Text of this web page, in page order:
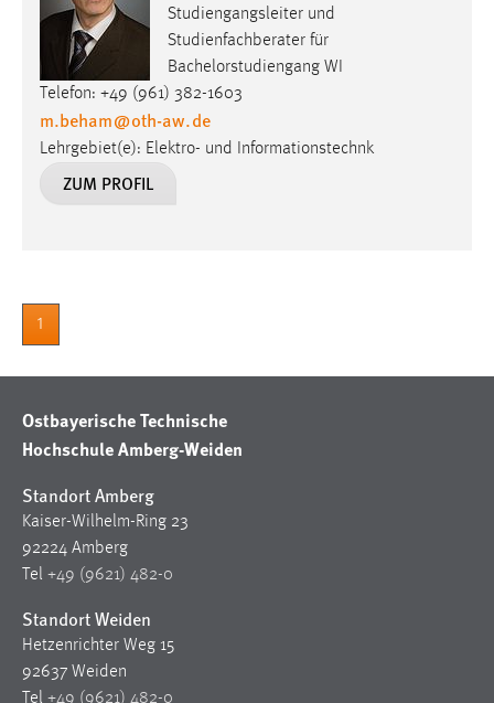
Studiengangsleiter und
Studienfachberater für
Bachelorstudiengang WI
Telefon: +49 (961) 382-1603
m.beham@oth-aw.de
Lehrgebiet(e): Elektro- und Informationstechnk
ZUM PROFIL
1
Ostbayerische Technische
Hochschule Amberg-Weiden
Standort Amberg
Kaiser-Wilhelm-Ring 23
92224 Amberg
Tel +49 (9621) 482-0
Standort Weiden
Hetzenrichter Weg 15
92637 Weiden
Tel +49 (9621) 482-0